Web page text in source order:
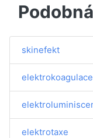
skinefekt
elektrokoagulace
elektrotaxe